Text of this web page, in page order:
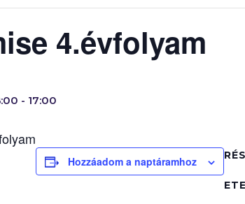
4.évfolyam
- 17:00
Hozzáadom a naptáramhoz